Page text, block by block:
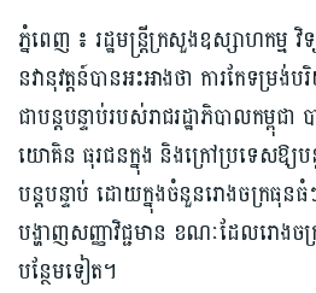
ភ្នំពេញ ៖ រដ្ឋមន្ត្រី​ក្រសួង​ឧស្សាហកម្ម វិ
នវានុវត្តន៍បាន​អះអាងថា ​ការកែទម្រ
ជា​បន្តបន្ទាប់​របស់​រាជរដ្ឋាភិបាលកម្ពុជ
យោគិន ធុរជន​ក្នុង និង​ក្រៅប្រទេស​ឱ្យ​ប
បន្តបន្ទាប់ ដោយក្នុងចំនួន​រោងចក្រ​ធុន​
បង្ហាញ​សញ្ញា​វិជ្ជមាន ខណៈ​ដែលរោង
បន្ថែមទៀត។